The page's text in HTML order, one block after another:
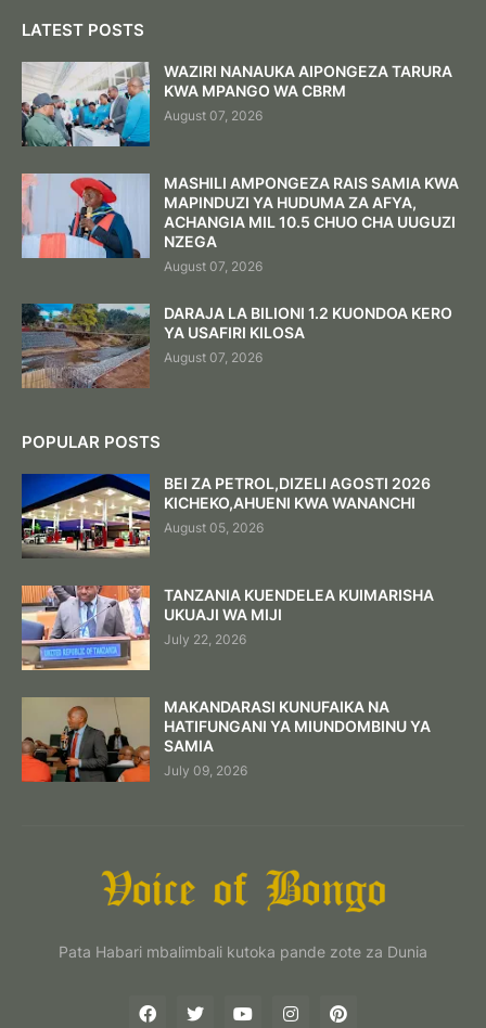
LATEST POSTS
WAZIRI NANAUKA AIPONGEZA TARURA
KWA MPANGO WA CBRM
August 07, 2026
MASHILI AMPONGEZA RAIS SAMIA KWA
MAPINDUZI YA HUDUMA ZA AFYA,
ACHANGIA MIL 10.5 CHUO CHA UUGUZI
NZEGA
August 07, 2026
DARAJA LA BILIONI 1.2 KUONDOA KERO
YA USAFIRI KILOSA
August 07, 2026
POPULAR POSTS
BEI ZA PETROL,DIZELI AGOSTI 2026
KICHEKO,AHUENI KWA WANANCHI
August 05, 2026
TANZANIA KUENDELEA KUIMARISHA
UKUAJI WA MIJI
July 22, 2026
MAKANDARASI KUNUFAIKA NA
HATIFUNGANI YA MIUNDOMBINU YA
SAMIA
July 09, 2026
Pata Habari mbalimbali kutoka pande zote za Dunia